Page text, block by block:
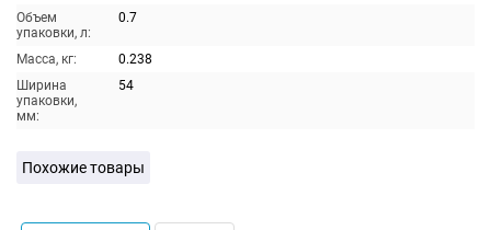
Объем
упаковки, л:
0.7
Масса, кг:
0.238
Ширина
упаковки,
мм:
54
Похожие товары